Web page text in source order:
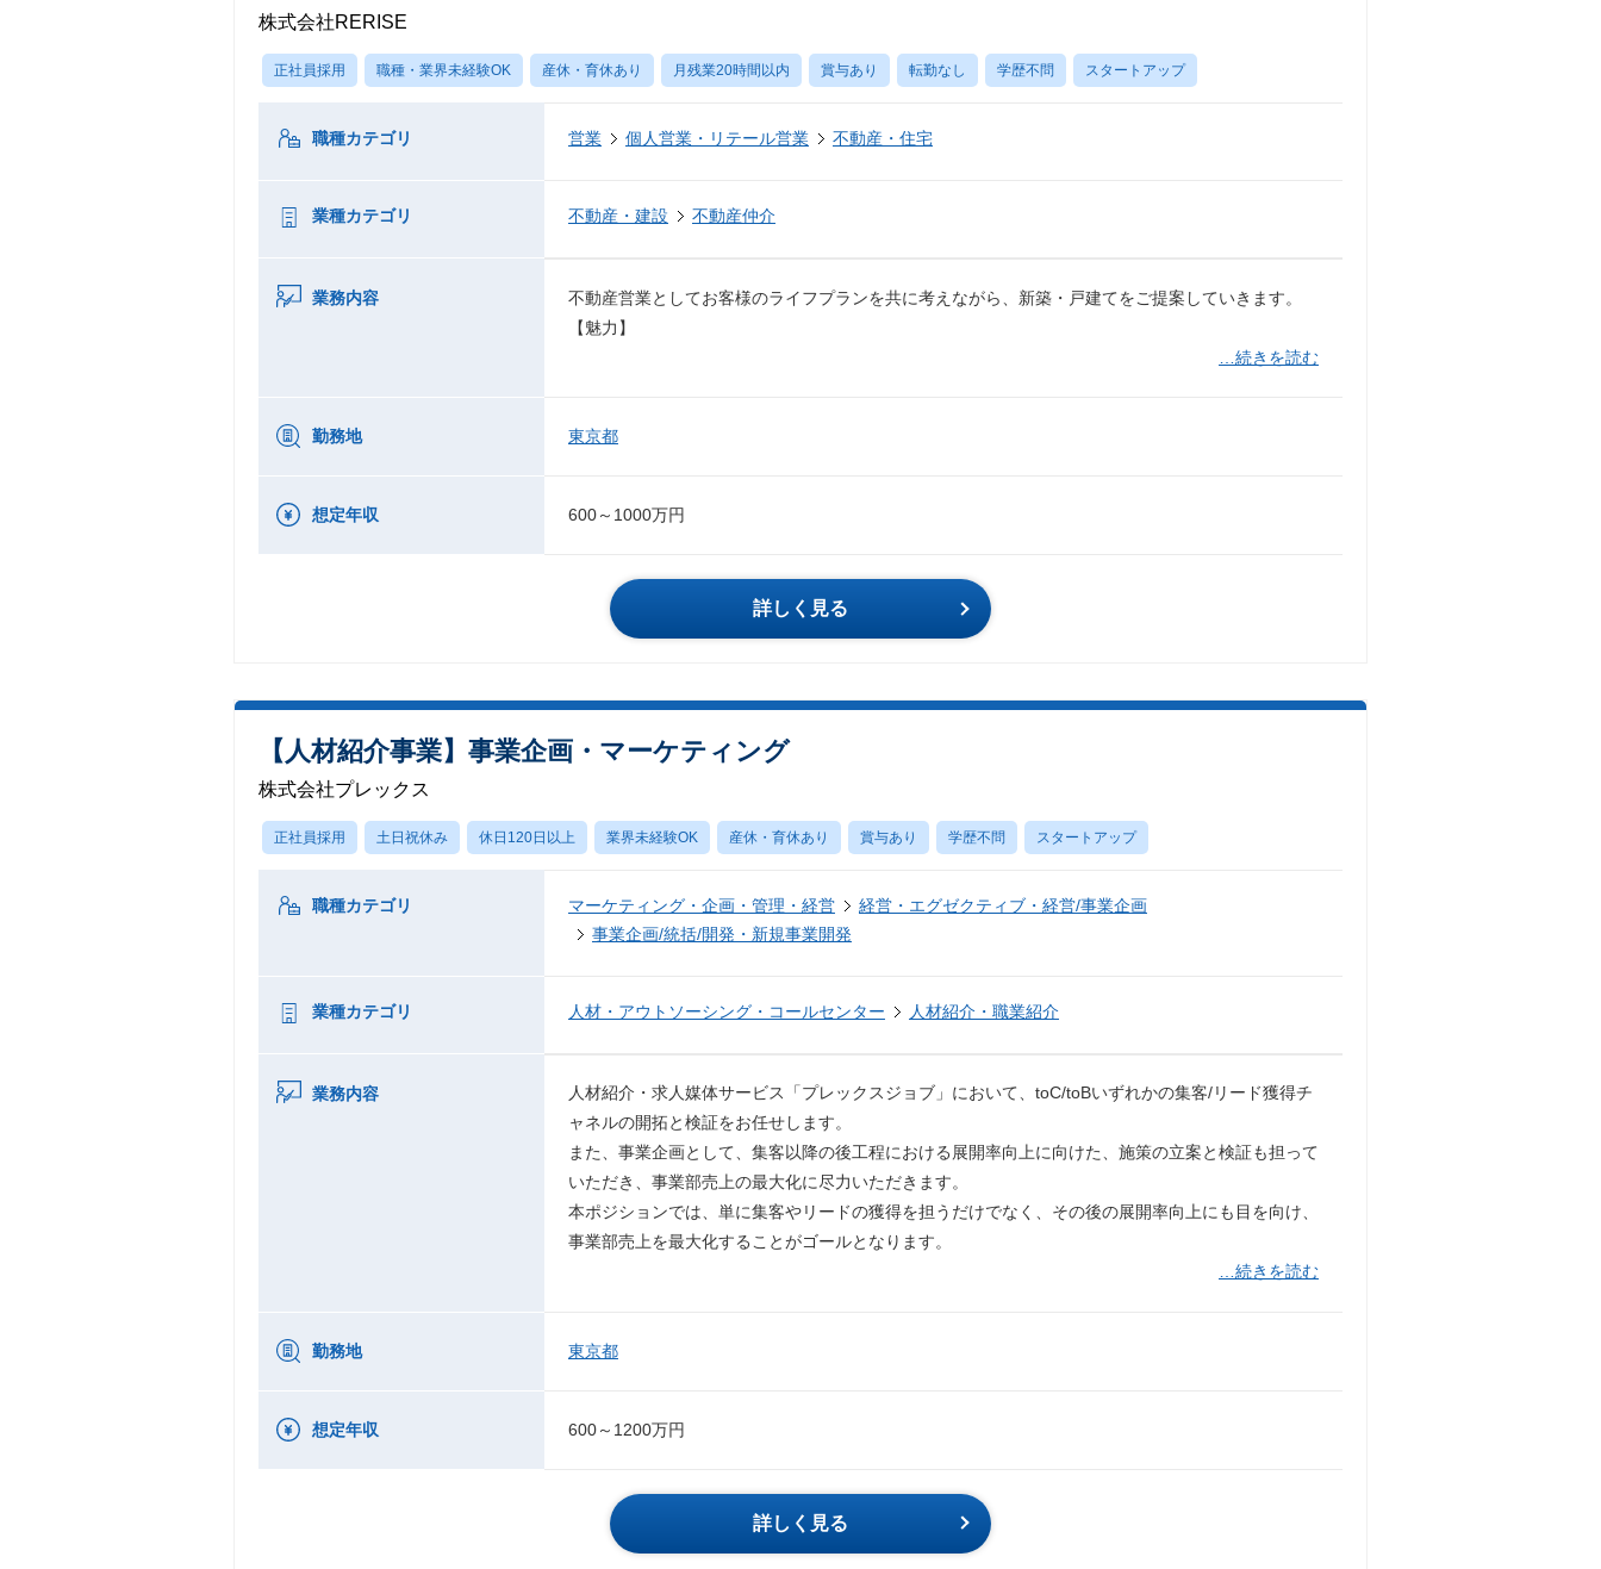
株式会社RERISE
正社員採用 職種・業界未経験OK 産休・育休あり 月残業20時間以内 賞与あり 転勤なし 学歴不問 スタートアップ
職種カテゴリ 営業 個人営業・リテール営業 不動産・住宅
業種カテゴリ 不動産・建設 不動産仲介
業務内容
不動産営業としてお客様のライフプランを共に考えながら、新築・戸建てをご提案していきます。
【魅力】
…続きを読む
勤務地 東京都
想定年収 600～1000万円
詳しく見る
【人材紹介事業】事業企画・マーケティング
株式会社プレックス
正社員採用 土日祝休み 休日120日以上 業界未経験OK 産休・育休あり 賞与あり 学歴不問 スタートアップ
職種カテゴリ マーケティング・企画・管理・経営
経営・エグゼクティブ・経営/事業企画
事業企画/統括/開発・新規事業開発
業種カテゴリ 人材・アウトソーシング・コールセンター 人材紹介・職業紹介
業務内容
人材紹介・求人媒体サービス「プレックスジョブ」において、toC/toBいずれかの集客/リード獲得チ
ャネルの開拓と検証をお任せします。
また、事業企画として、集客以降の後工程における展開率向上に向けた、施策の立案と検証も担って
いただき、事業部売上の最大化に尽力いただきます。
本ポジションでは、単に集客やリードの獲得を担うだけでなく、その後の展開率向上にも目を向け、
事業部売上を最大化することがゴールとなります。
…続きを読む
勤務地 東京都
想定年収 600～1200万円
詳しく見る